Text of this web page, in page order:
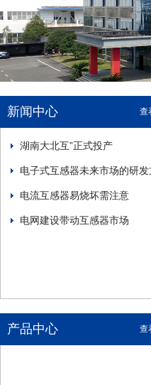
查
新闻中心
湖南大北互”正式投产
电子式互感器未来市场的研发
电流互感器易烧坏需注意
电网建设带动互感器市场
查
产品中心